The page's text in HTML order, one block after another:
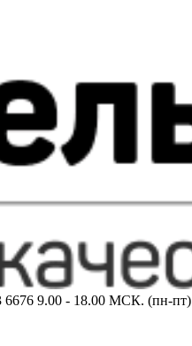
6676 9.00 - 18.00 МСК. (пн-пт)